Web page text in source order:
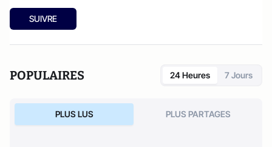
SUIVRE
POPULAIRES 24 Heures 7 Jours
PLUS LUS PLUS PARTAGES